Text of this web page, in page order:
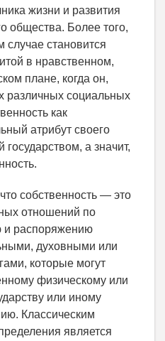
жизни и развития
общества. Более того,
случае становится
в нравственном,
плане, когда он,
различных социальных
как
атрибут своего
а значит,
собственность — это
отношений по
и распоряжению
духовными или
которые могут
физическому или
или иному
Классическим
является